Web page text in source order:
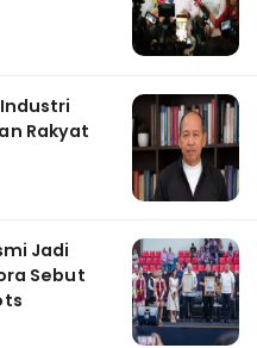
Rakyat
Jadi
Sebut